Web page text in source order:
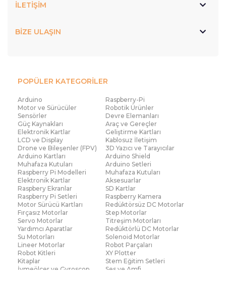
İLETİŞİM
BİZE ULAŞIN
POPÜLER KATEGORİLER
Arduino
Raspberry-Pi
Motor ve Sürücüler
Robotik Ürünler
Sensörler
Devre Elemanları
Güç Kaynakları
Araç ve Gereçler
Elektronik Kartlar
Geliştirme Kartları
LCD ve Display
Kablosuz İletişim
Drone ve Bileşenler (FPV)
3D Yazıcı ve Tarayıcılar
Arduino Kartları
Arduino Shield
Muhafaza Kutuları
Arduino Setleri
Raspberry Pi Modelleri
Muhafaza Kutuları
Elektronik Kartlar
Aksesuarlar
Raspbery Ekranlar
SD Kartlar
Raspberry Pi Setleri
Raspberry Kamera
Motor Sürücü Kartları
Redüktörsüz DC Motorlar
Fırçasız Motorlar
Step Motorlar
Servo Motorlar
Titreşim Motorları
Yardımcı Aparatlar
Redüktörlü DC Motorlar
Su Motorları
Solenoid Motorlar
Lineer Motorlar
Robot Parçaları
Robot Kitleri
XY Plotter
Kitaplar
Stem Eğitim Setleri
İvmeölçer ve Gyroscop
Ses ve Amfi